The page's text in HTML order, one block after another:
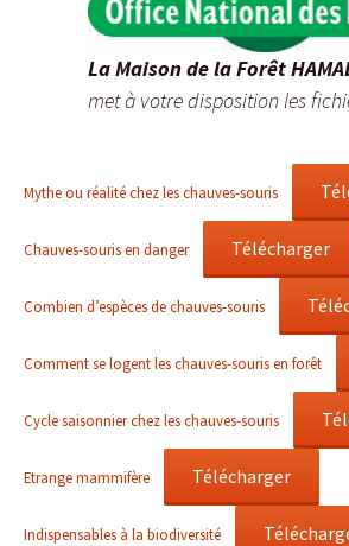
La Maison de la Forêt
met à votre disposition les
Mythe ou réalité chez les chauves-souris
Chauves-souris en danger Télécharger
Combien d’espèces de chauves-souris
Comment se logent les chauves-souris en forêt
Cycle saisonnier chez les chauves-souris
Etrange mammifère Télécharger
Indispensables à la biodiversité